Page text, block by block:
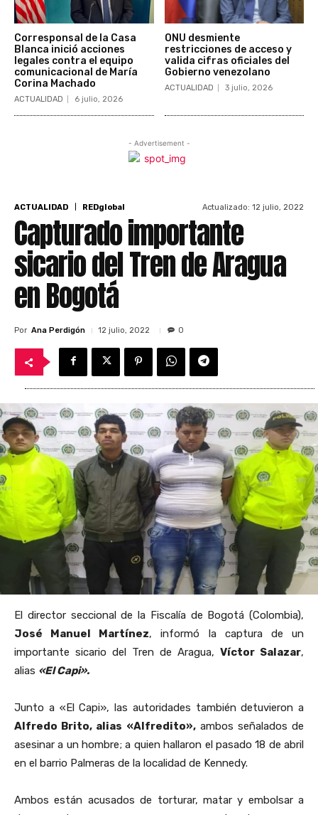
Corresponsal de la Casa
Blanca inició acciones
legales contra el equipo
comunicacional de María
Corina Machado
ACTUALIDAD 6 julio, 2026
ONU desmiente
restricciones de acceso y
valida cifras oficiales del
Gobierno venezolano
ACTUALIDAD 3 julio, 2026
- Advertisement -